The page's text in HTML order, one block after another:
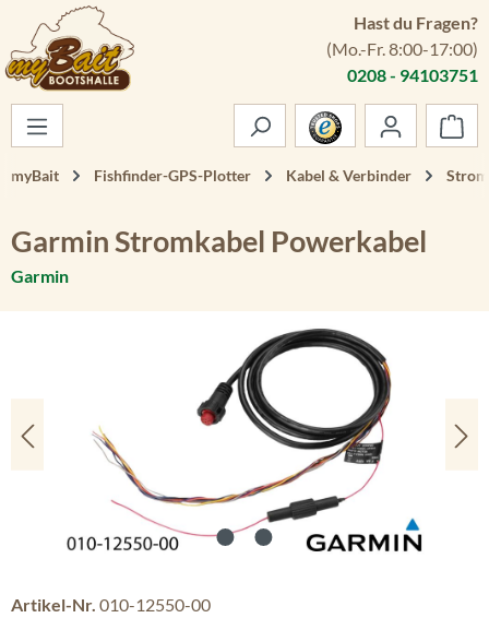
Zum Hauptinhalt springen
Hast du Fragen?
(Mo.-Fr. 8:00-17:00)
0208 - 94103751
myBait Fishfinder-GPS-Plotter Kabel & Verbinder
Garmin Stromkabel Powerkabel
Garmin
Artikel-Nr. 010-12550-00